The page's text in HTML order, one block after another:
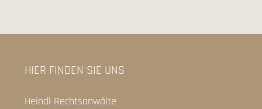
HIER FINDEN SIE UNS
Heindl Rechtsanwälte